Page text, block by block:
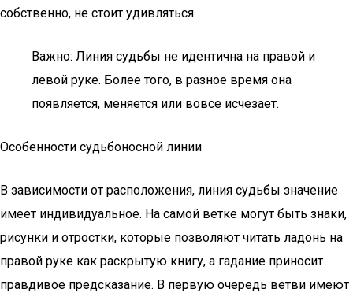
собственно, не стоит удивляться.
Важно: Линия судьбы не идентична на правой и
левой руке. Более того, в разное время она
появляется, меняется или вовсе исчезает.
Особенности судьбоносной линии
В зависимости от расположения, линия судьбы значение
имеет индивидуальное. На самой ветке могут быть знаки,
рисунки и отростки, которые позволяют читать ладонь на
правой руке как раскрытую книгу, а гадание приносит
правдивое предсказание. В первую очередь ветви имеют